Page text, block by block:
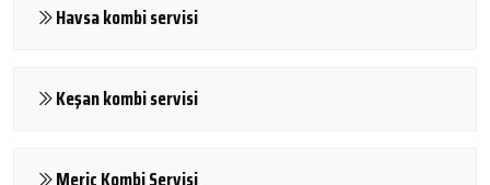
Havsa kombi servisi
Keşan kombi servisi